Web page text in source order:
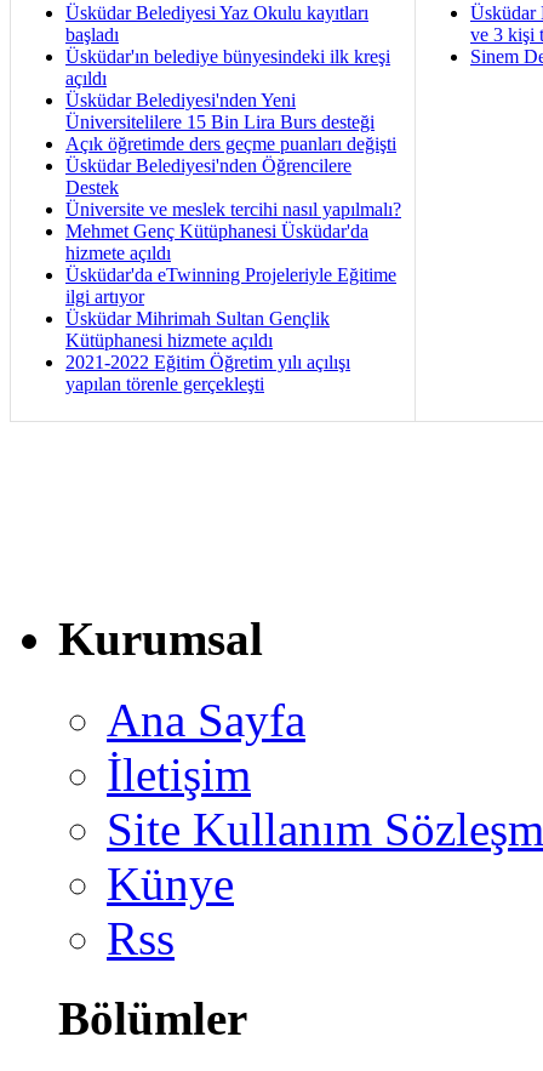
Üsküdar Belediyesi Yaz Okulu kayıtları
başladı
Üsküdar'ın belediye bünyesindeki ilk kreşi
açıldı
Üsküdar Belediyesi'nden Yeni
Üniversitelilere 15 Bin Lira Burs desteği
Açık öğretimde ders geçme puanları değişti
Üsküdar Belediyesi'nden Öğrencilere
Destek
Üniversite ve meslek tercihi nasıl yapılmalı?
Mehmet Genç Kütüphanesi Üsküdar'da
hizmete açıldı
Üsküdar'da eTwinning Projeleriyle Eğitime
ilgi artıyor
Üsküdar Mihrimah Sultan Gençlik
Kütüphanesi hizmete açıldı
2021-2022 Eğitim Öğretim yılı açılışı
yapılan törenle gerçekleşti
Üsküdar
ve 3 kişi
Sinem
Kurumsal
Ana Sayfa
İletişim
Site Kullanım
Künye
Rss
Bölümler